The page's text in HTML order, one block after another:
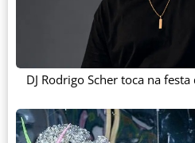
DJ Rodrigo Scher toca na